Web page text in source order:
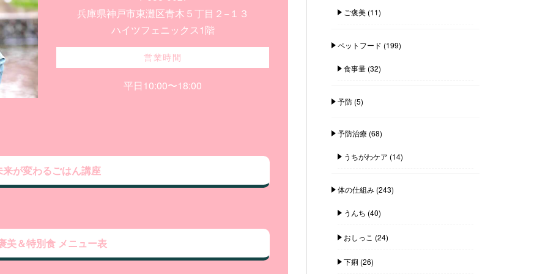
兵庫県神戸市東灘区青木５丁目２−１３
ハイツフェニックス1階
営業時間
平日10:00〜18:00
来が変わるごはん講座
美＆特別食 メニュー表
ご褒美(11)
ペットフード (199)
食事量(32)
予防(5)
予防治療(68)
うちがわケア (14)
体の仕組み(243)
うんち (40)
おしっこ (24)
下痢 (26)